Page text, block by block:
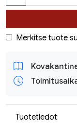
Merkitse tuote
Tuotetiedot